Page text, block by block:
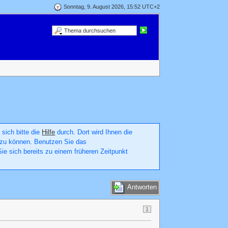
Sonntag, 9. August 2026, 15:52 UTC+2
sich bitte die Hilfe durch. Dort wird Ihnen die
können. Benutzen Sie das
sich bereits zu einem früheren Zeitpunkt
Antworten
1